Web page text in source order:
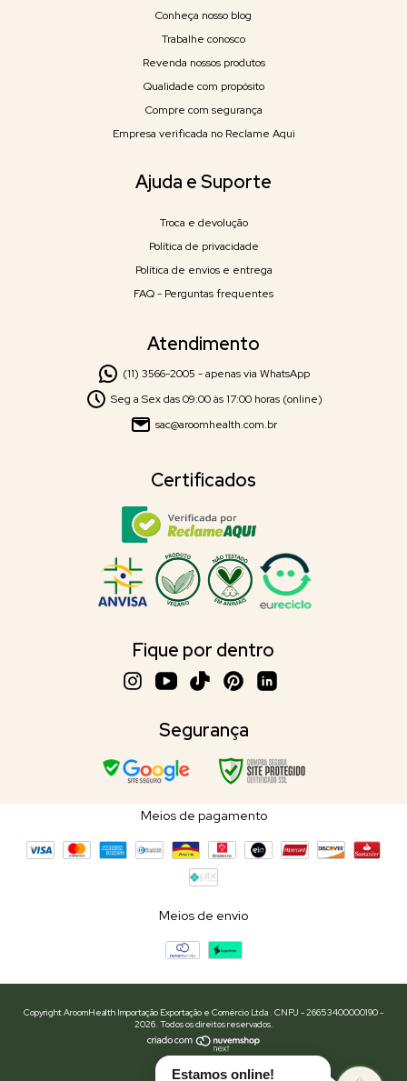
Conheça nosso blog
Trabalhe conosco
Revenda nossos produtos
Qualidade com propósito
Compre com segurança
Empresa verificada no Reclame Aqui
Ajuda e Suporte
Troca e devolução
Política de privacidade
Política de envios e entrega
FAQ - Perguntas frequentes
Atendimento
(11) 3566-2005 - apenas via WhatsApp
Seg a Sex das 09:00 às 17:00 horas (online)
sac@aroomhealth.com.br
Certificados
Fique por dentro
Segurança
Meios de pagamento
Meios de envio
Copyright AroomHealth Importação Exportação e Comércio Ltda . CNPJ - 26653400000190 -
2026. Todos os direitos reservados.
Estamos online!